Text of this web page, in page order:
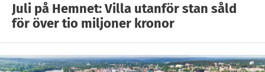
Juli på Hemnet: Villa utanför stan såld
för över tio miljoner kronor